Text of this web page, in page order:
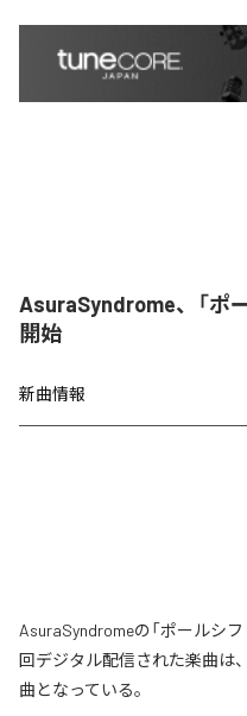
AsuraSyndrome、「ポ
開始
新曲情報
AsuraSyndromeの「ポールシ
回デジタル配信された楽曲は
曲となっている。